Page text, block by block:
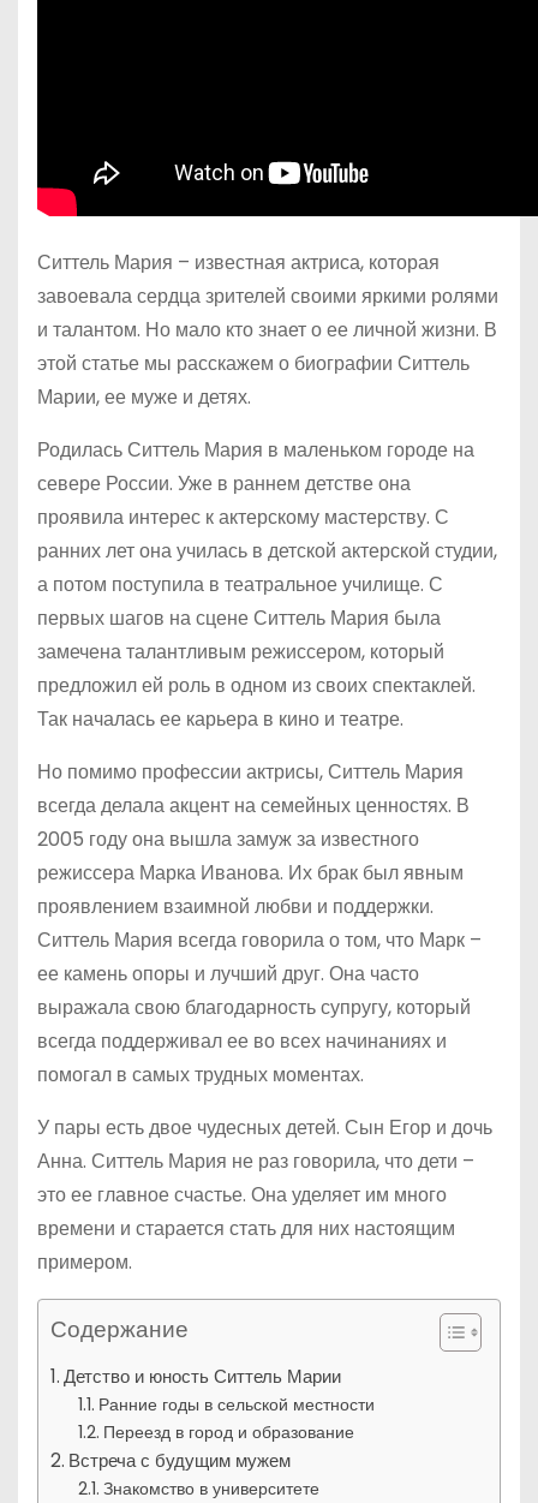
Ситтель Мария – известная актриса, которая
завоевала сердца зрителей своими яркими ролями
и талантом. Но мало кто знает о ее личной жизни. В
этой статье мы расскажем о биографии Ситтель
Марии, ее муже и детях.
Родилась Ситтель Мария в маленьком городе на
севере России. Уже в раннем детстве она
проявила интерес к актерскому мастерству. С
ранних лет она училась в детской актерской студии,
а потом поступила в театральное училище. С
первых шагов на сцене Ситтель Мария была
замечена талантливым режиссером, который
предложил ей роль в одном из своих спектаклей.
Так началась ее карьера в кино и театре.
Но помимо профессии актрисы, Ситтель Мария
всегда делала акцент на семейных ценностях. В
2005 году она вышла замуж за известного
режиссера Марка Иванова. Их брак был явным
проявлением взаимной любви и поддержки.
Ситтель Мария всегда говорила о том, что Марк –
ее камень опоры и лучший друг. Она часто
выражала свою благодарность супругу, который
всегда поддерживал ее во всех начинаниях и
помогал в самых трудных моментах.
У пары есть двое чудесных детей. Сын Егор и дочь
Анна. Ситтель Мария не раз говорила, что дети –
это ее главное счастье. Она уделяет им много
времени и старается стать для них настоящим
примером.
Содержание
Детство и юность Ситтель Марии
Ранние годы в сельской местности
Переезд в город и образование
Встреча с будущим мужем
Знакомство в университете